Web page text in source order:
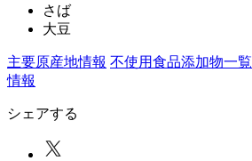
さば
大豆
主要原産地情報 不使用食品添加物一覧
情報
シェアする